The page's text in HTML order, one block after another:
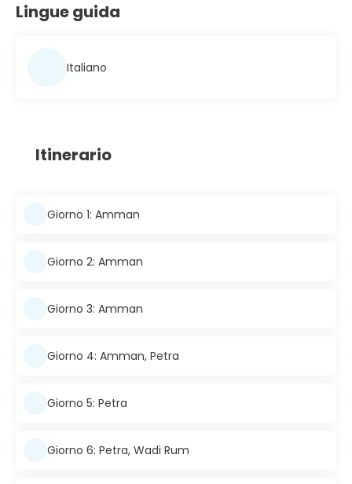
Lingue guida
Italiano
Itinerario
Giorno 1: Amman
Giorno 2: Amman
Giorno 3: Amman
Giorno 4: Amman, Petra
Giorno 5: Petra
Giorno 6: Petra, Wadi Rum